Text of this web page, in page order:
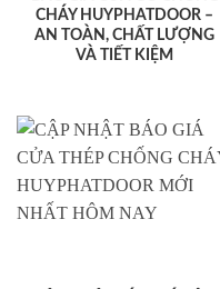
CHÁY HUYPHATDOOR –
AN TOÀN, CHẤT LƯỢNG
VÀ TIẾT KIỆM